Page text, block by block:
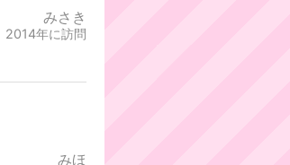
みさき
2014年に訪問
みほ